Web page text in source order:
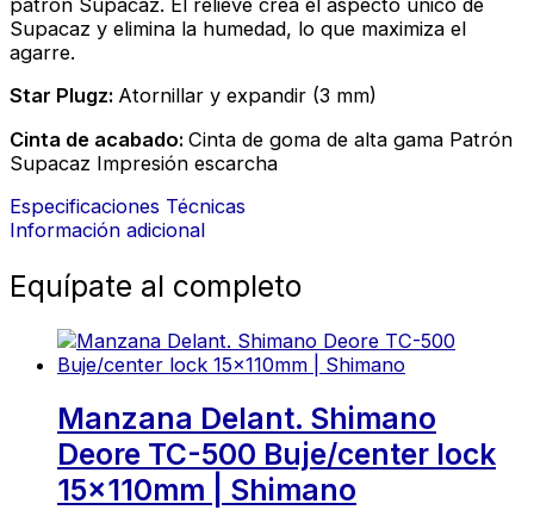
Supacaz y elimina la humedad, lo que maximiza el
agarre.
Star Plugz: Atornillar y expandir (3 mm)
Cinta de acabado: Cinta de goma de alta gama Patrón
Supacaz Impresión escarcha
Especificaciones Técnicas
Información adicional
Equípate al completo
Manzana Delant. Shimano
Deore TC-500 Buje/center lock
15x110mm | Shimano